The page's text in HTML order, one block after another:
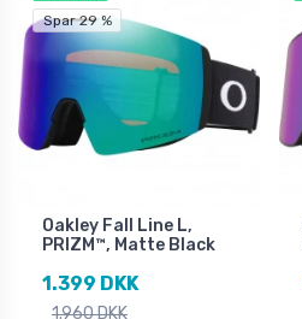
Spar 29 %
Oakley Fall Line L,
PRIZM™, Matte Black
1.399 DKK
1.960 DKK